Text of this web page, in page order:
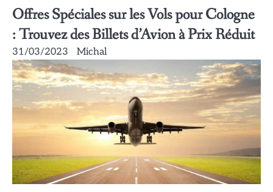
Offres Spéciales sur les Vols pour Cologne
: Trouvez des Billets d’Avion à Prix Réduit
31/03/2023 Michal